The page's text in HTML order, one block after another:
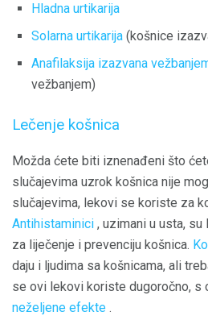
Hladna urtikarija
Solarna urtikarija (košnice
Anafilaksija izazvana
vežbanjem)
Lečenje košnica
Možda ćete biti iznenađeni što
slučajevima uzrok košnica nije
slučajevima, lekovi se koriste za
Antihistaminici , uzimani u usta,
za liječenje i prevenciju košnica.
daju i ljudima sa košnicama, ali
se ovi lekovi koriste dugoročno, s
neželjene efekte .